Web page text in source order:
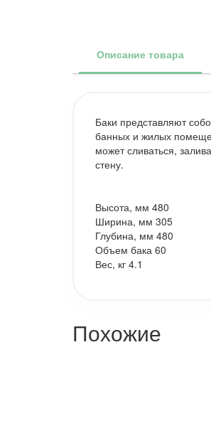
Описание товара
Баки представляют
банных и жилых
может сливаться,
стену.
Высота, мм 480
Ширина, мм 305
Глубина, мм 480
Объем бака 60
Вес, кг 4.1
Похожие